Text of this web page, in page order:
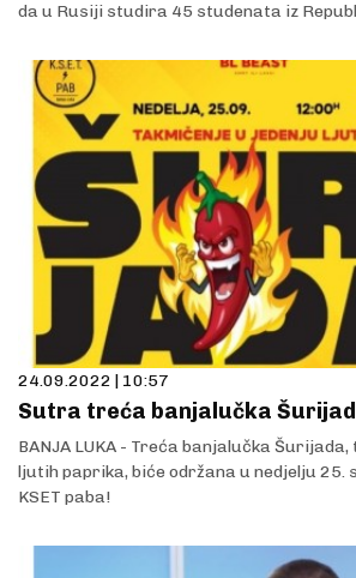
da u Rusiji studira 45 studenata iz
24.09.2022 | 10:57
Sutra treća banjalučka
BANJA LUKA - Treća banjalučka
ljutih paprika, biće održana u nedjelju 25.
KSET paba!